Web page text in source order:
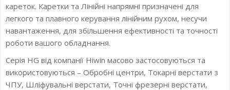
кареток. Каретки та Лінійні напрямні призначені для
легкого та плавного керування лінійним рухом, несучи
навантаження, для збільшення ефективності та точності
роботи вашого обладнання.
Серія HG від компанії Hiwin масово застосовуються та
використовуються – Обробні центри, Токарні верстати з
ЧПУ, Шліфувальні верстати, Точні фрезерні верстати,